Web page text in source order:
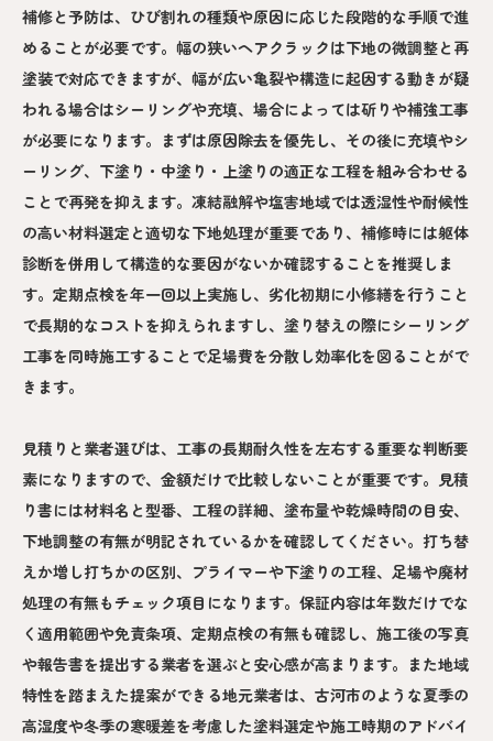
補修と予防は、ひび割れの種類や原因に応じた段階的な手順で進
めることが必要です。幅の狭いヘアクラックは下地の微調整と再
塗装で対応できますが、幅が広い亀裂や構造に起因する動きが疑
われる場合はシーリングや充填、場合によっては斫りや補強工事
が必要になります。まずは原因除去を優先し、その後に充填やシ
ーリング、下塗り・中塗り・上塗りの適正な工程を組み合わせる
ことで再発を抑えます。凍結融解や塩害地域では透湿性や耐候性
の高い材料選定と適切な下地処理が重要であり、補修時には躯体
診断を併用して構造的な要因がないか確認することを推奨しま
す。定期点検を年一回以上実施し、劣化初期に小修繕を行うこと
で長期的なコストを抑えられますし、塗り替えの際にシーリング
工事を同時施工することで足場費を分散し効率化を図ることがで
きます。
見積りと業者選びは、工事の長期耐久性を左右する重要な判断要
素になりますので、金額だけで比較しないことが重要です。見積
り書には材料名と型番、工程の詳細、塗布量や乾燥時間の目安、
下地調整の有無が明記されているかを確認してください。打ち替
えか増し打ちかの区別、プライマーや下塗りの工程、足場や廃材
処理の有無もチェック項目になります。保証内容は年数だけでな
く適用範囲や免責条項、定期点検の有無も確認し、施工後の写真
や報告書を提出する業者を選ぶと安心感が高まります。また地域
特性を踏まえた提案ができる地元業者は、古河市のような夏季の
高湿度や冬季の寒暖差を考慮した塗料選定や施工時期のアドバイ